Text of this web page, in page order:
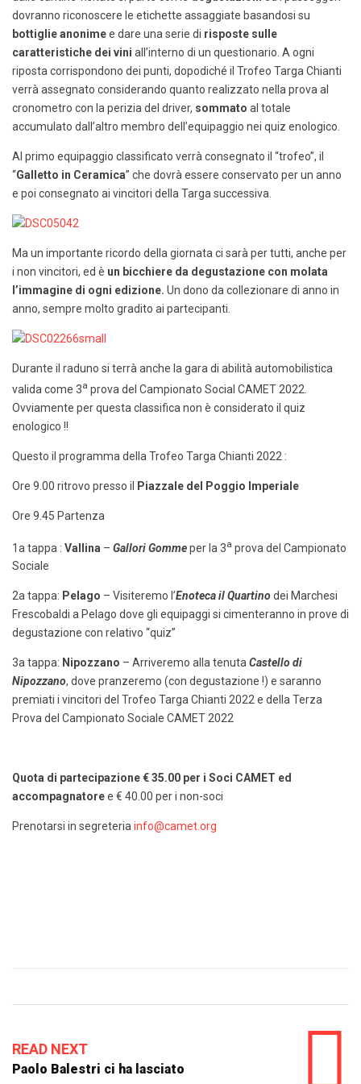
dovranno riconoscere le etichette assaggiate basandosi su
bottiglie anonimee dare una serie di risposte sulle
caratteristiche dei vini all’interno di un questionario. A ogni
riposta corrispondono dei punti, dopodiché il Trofeo Targa Chianti
verrà assegnato considerando quanto realizzato nella prova al
cronometro con la perizia del driver, sommato al totale
accumulato dall’altro membro dell’equipaggio nei quiz enologico.
Al primo equipaggio classificato verrà consegnato il “trofeo”, il
“Galletto in Ceramica” che dovrà essere conservato per un anno
e poi consegnato ai vincitori della Targa successiva.
Ma un importante ricordo della giornata ci sarà per tutti, anche per
i non vincitori, ed è un bicchiere da degustazione con molata
l’immagine di ogni edizione. Un dono da collezionare di anno in
anno, sempre molto gradito ai partecipanti.
Durante il raduno si terrà anche la gara di abilità automobilistica
valida come 3a prova del Campionato Social CAMET 2022.
Ovviamente per questa classifica non è considerato il quiz
enologico !!
Questo il programma della Trofeo Targa Chianti 2022 :
Ore 9.00 ritrovo presso il Piazzale del Poggio Imperiale
Ore 9.45 Partenza
1a tappa : Vallina – Gallori Gommeper la 3a prova del Campionato
Sociale
2a tappa: Pelago – Visiteremo l’Enoteca il Quartinodei Marchesi
Frescobaldi a Pelago dove gli equipaggi si cimenteranno in prove di
degustazione con relativo “quiz”
3a tappa: Nipozzano – Arriveremo alla tenutaCastello di
Nipozzano, dove pranzeremo (con degustazione !) e saranno
premiati i vincitori del Trofeo Targa Chianti 2022 e della Terza
Prova del Campionato Sociale CAMET 2022
Quota di partecipazione € 35.00 per i Soci CAMET ed
accompagnatoree € 40.00 per i non-soci
Prenotarsi in segreteriainfo@camet.org
READ NEXT
Paolo Balestri ci ha lasciato